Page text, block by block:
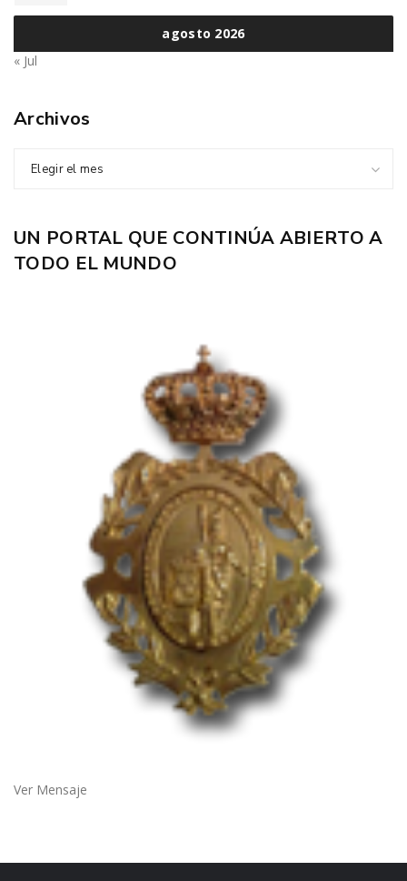
agosto 2026
« Jul
Archivos
Elegir el mes
UN PORTAL QUE CONTINÚA ABIERTO A
TODO EL MUNDO
Ver Mensaje